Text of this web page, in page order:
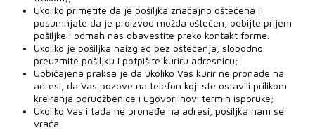
Ukoliko primetite da je pošiljka značajno oštećena i
posumnjate da je proizvod možda oštećen, odbijte prijem
pošiljke i odmah nas obavestite preko kontakt forme.
Ukoliko je pošiljka naizgled bez oštećenja, slobodno
preuzmite pošiljku i potpišite kuriru adresnicu;
Uobičajena praksa je da ukoliko Vas kurir ne pronađe na
adresi, da Vas pozove na telefon koji ste ostavili prilikom
kreiranja porudžbenice i ugovori novi termin isporuke;
Ukoliko Vas i tada ne pronađe na adresi, pošiljka nam se
vraća.